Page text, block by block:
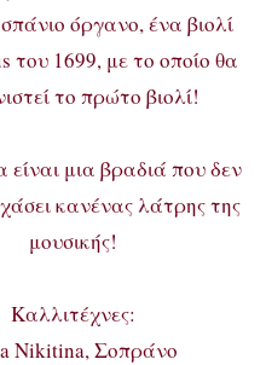
όργανο, ένα βιολί
του 1699, με το οποίο θα
το πρώτο βιολί!
είναι μια βραδιά που δεν
κανένας λάτρης της
μουσικής!
Καλλιτέχνες:
Nikitina, Σοπράνο